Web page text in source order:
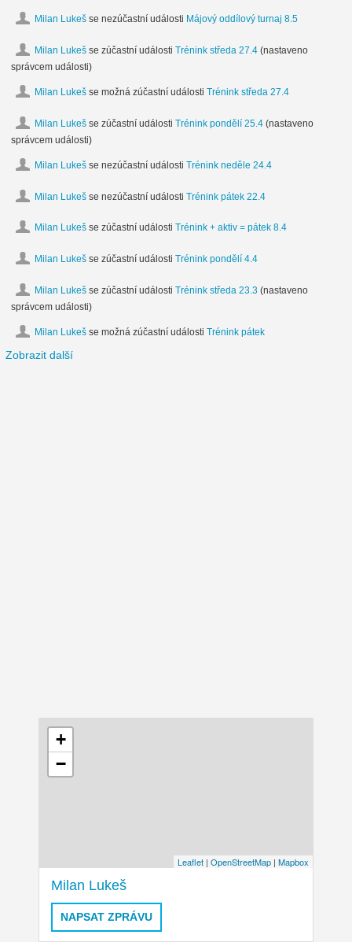
Milan Lukeš se nezúčastní události Májový oddílový turnaj 8.5
Milan Lukeš se zúčastní události Trénink středa 27.4 (nastaveno
správcem události)
Milan Lukeš se možná zúčastní události Trénink středa 27.4
Milan Lukeš se zúčastní události Trénink pondělí 25.4 (nastaveno
správcem události)
Milan Lukeš se nezúčastní události Trénink neděle 24.4
Milan Lukeš se nezúčastní události Trénink pátek 22.4
Milan Lukeš se zúčastní události Trénink + aktiv = pátek 8.4
Milan Lukeš se zúčastní události Trénink pondělí 4.4
Milan Lukeš se zúčastní události Trénink středa 23.3 (nastaveno
správcem události)
Milan Lukeš se možná zúčastní události Trénink pátek
Zobrazit další
+
−
Leaflet | OpenStreetMap | Mapbox
Milan Lukeš
NAPSAT ZPRÁVU